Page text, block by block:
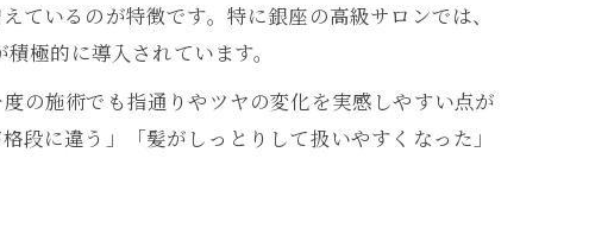
いるのが特徴です。特に銀座の高級サロンでは、
極的に導入されています。
の施術でも指通りやツヤの変化を実感しやすい点が
に違う」「髪がしっとりして扱いやすくなった」